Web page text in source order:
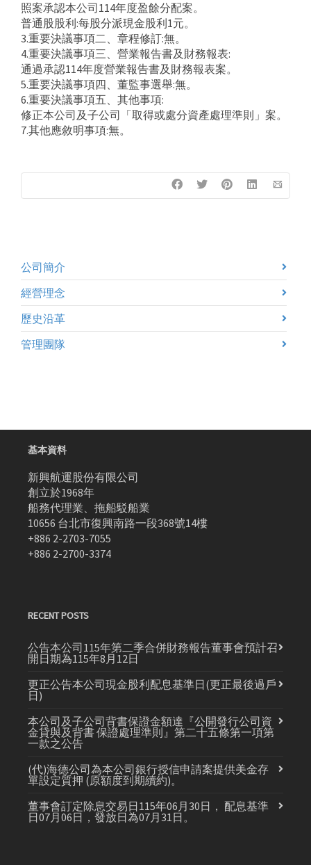
照案承認本公司114年度盈餘分配案。
普通股股利:每股分派現金股利1元。
3.重要決議事項二、章程修訂:無。
4.重要決議事項三、營業報告書及財務報表:
通過承認114年度營業報告書及財務報表案。
5.重要決議事項四、董監事選舉:無。
6.重要決議事項五、其他事項:
修正本公司及子公司「取得或處分資產處理準則」案。
7.其他應敘明事項:無。
公司簡介
經營理念
歷史沿革
管理團隊
基本資料
新興航運股份有限公司
創立於1968年
船務代理業、拖船駁船業
10656 台北市復興南路一段368號14樓
+886 2-2703-7055
+886 2-2700-3374
RECENT POSTS
公告本公司115年第二季合併財務報告董事會預計召
開日期為115年8月12日
更正公告本公司現金股利配息基準日(更正最後過戶
日)
本公司及子公司背書保證金額達『公開發行公司資
金貸與及背書 保證處理準則』第二十五條第一項第
一款之公告
(代)海德公司為本公司銀行授信申請案提供美金存
單設定質押 (原額度到期續約)。
董事會訂定除息交易日115年06月30日， 配息基準
日07月06日，發放日為07月31日。